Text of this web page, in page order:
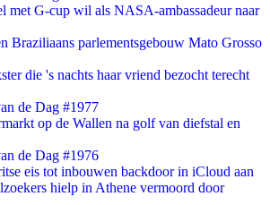
met G-cup wil als NASA-ambassadeur naar
Braziliaans parlementsgebouw Mato Grosso
die 's nachts haar vriend bezocht terecht
de Dag #1977
op de Wallen na golf van diefstal en
de Dag #1976
eis tot inbouwen backdoor in iCloud aan
hielp in Athene vermoord door